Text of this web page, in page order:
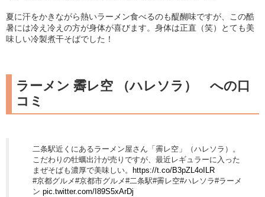
夏に汗をかきながら熱いラーメン食べるのも醍醐味ですが、この酷
暑には冷え冷えの方が身体が喜びます。身体は正直（笑）とても美
味しい冷製煮干そばでした！
ラーメン 霽レ空 （ハレソラ） への口
コミ
二条駅近くにあるラーメン屋さん「霽レ空」（ハレソラ）。
こだわりの牡蠣出汁が売りですが、最近レギュラーに入った
まぜそばも濃厚で美味しい。
https://t.co/B3pZL4oILR
#京都グルメ#京都市グルメ#二条駅#霽レ空#ハレソラ#ラーメ
ン pic.twitter.com/I89S5xArDj